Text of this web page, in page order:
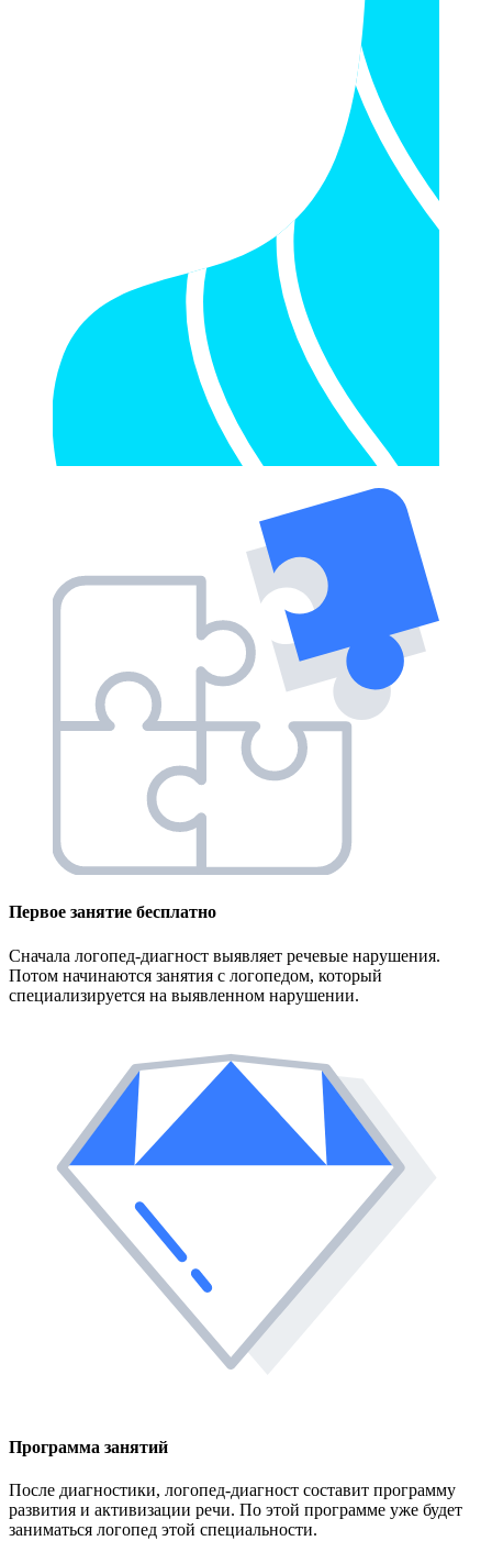
Первое занятие бесплатно
Сначала логопед-диагност выявляет речевые нарушения.
Потом начинаются занятия с логопедом, который
специализируется на выявленном нарушении.
Программа занятий
После диагностики, логопед-диагност составит программу
развития и активизации речи. По этой программе уже будет
заниматься логопед этой специальности.